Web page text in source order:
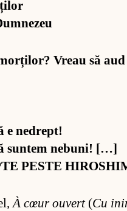
Vreau să
e ne­drept!
sun­tem ne­bu­ni! […]
PESTE
À cœur ou­vert(Cu